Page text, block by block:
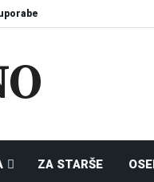
ZA STARŠE